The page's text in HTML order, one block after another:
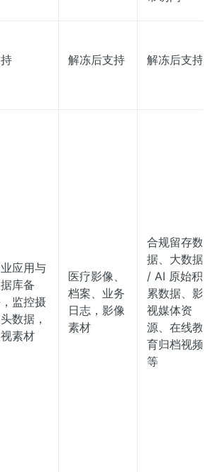
解冻后支持 解冻后支持
应用与
库备
监控摄
数据，
素材
医疗影像、
档案、业务
日志，影像
素材
合规留存数
据、大数据
/ AI 原始积
累数据、影
视媒体资
源、在线教
育归档视频
等